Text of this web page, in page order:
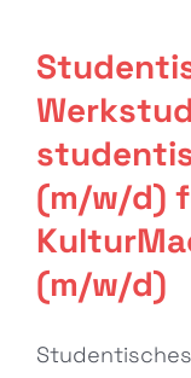
Hilfskraft
(m/w/d)
(m/w/d)
Allgemein
(m/w/d)
(m/w/d)